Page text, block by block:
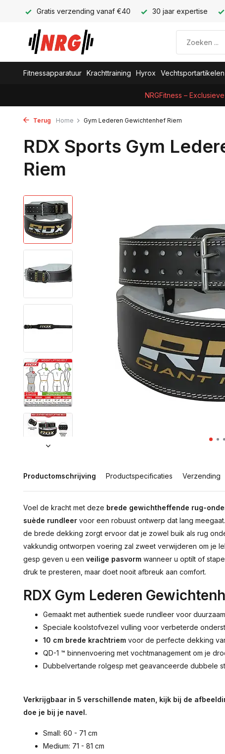
Gratis verzending vanaf €40 30 jaar expertise
Fitnessapparatuur Krachttraining Hyrox Vechtsportartikelen
NRGFitness –
Terug Home Gym Lederen Gewichtenhef Riem
RDX Sports Gym
Riem
Productomschrijving Productspecificaties Verzending
Voel de kracht met deze brede gewichtheffende rug-
suède rundleer voor een robuust ontwerp dat lang
de brede dekking zorgt ervoor dat je zowel buik als rug
vakkundig ontworpen voering zal zweet verwijderen om je
gesp geven u een veilige pasvorm wanneer u optilt of
druk te presteren, maar doet nooit afbreuk aan comfort.
RDX Gym Lederen
Gemaakt met authentiek suede rundleer voor
Speciale koolstofvezel vulling voor verbeterde
10 cm brede krachtriem voor de perfecte dekking
QD-1 ™ binnenvoering met vochtmanagement om je
Dubbelvertande rolgesp met geavanceerde dubbele
Verkrijgbaar in 5 verschillende maten, kijk bij de
doe je bij je navel.
Small: 60 - 71 cm
Medium: 71 - 81 cm